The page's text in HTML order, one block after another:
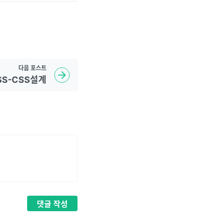
다음 포스트
CSS설계
댓글 작성